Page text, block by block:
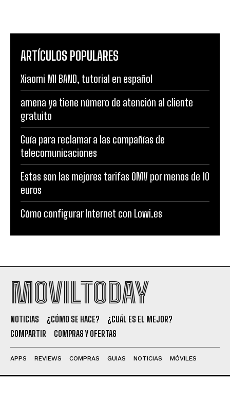
ARTÍCULOS POPULARES
Xiaomi MI BAND, tutorial en español
amena ya tiene número de atención al cliente
gratuito
Guía para reclamar a las compañías de
telecomunicaciones
Estas son las mejores tarifas OMV por menos de 10
euros
Cómo configurar Internet con Lowi.es
MOVILTODAY
NOTICIAS ¿CÓMO SE HACE?
¿CUÁL ES EL MEJOR?
COMPARTIR
COMPRAS Y OFERTAS
APPS REVIEWS COMPRAS GUIAS NOTICIAS MÓVILES